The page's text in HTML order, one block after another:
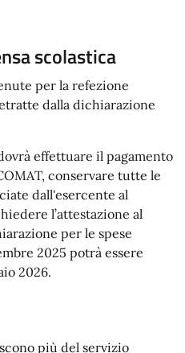
scolastica
per la refezione
dalla dichiarazione
effettuare il pagamento
conservare tutte le
dall'esercente al
l’attestazione al
per le spese
2025 potrà essere
2026.
più del servizio